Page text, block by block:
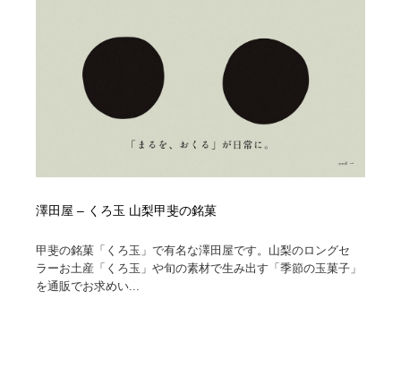
澤田屋 – くろ玉 山梨甲斐の銘菓
甲斐の銘菓「くろ玉」で有名な澤田屋です。山梨のロングセ
ラーお土産「くろ玉」や旬の素材で生み出す「季節の玉菓子」
を通販でお求めい...